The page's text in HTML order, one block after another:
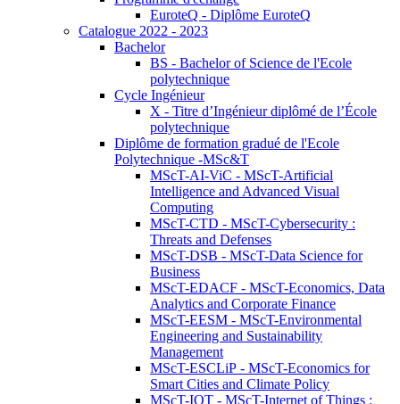
EuroteQ - Diplôme EuroteQ
Catalogue 2022 - 2023
Bachelor
BS - Bachelor of Science de l'Ecole
polytechnique
Cycle Ingénieur
X - Titre d’Ingénieur diplômé de l’École
polytechnique
Diplôme de formation gradué de l'Ecole
Polytechnique -MSc&T
MScT-AI-ViC - MScT-Artificial
Intelligence and Advanced Visual
Computing
MScT-CTD - MScT-Cybersecurity :
Threats and Defenses
MScT-DSB - MScT-Data Science for
Business
MScT-EDACF - MScT-Economics, Data
Analytics and Corporate Finance
MScT-EESM - MScT-Environmental
Engineering and Sustainability
Management
MScT-ESCLiP - MScT-Economics for
Smart Cities and Climate Policy
MScT-IOT - MScT-Internet of Things :